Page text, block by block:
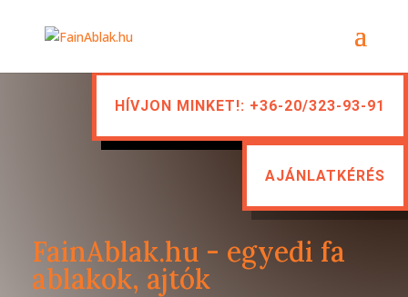
HÍVJON MINKET!: +36-20/323-93-91
AJÁNLATKÉRÉS
FainAblak.hu - egyedi fa
ablakok, ajtók